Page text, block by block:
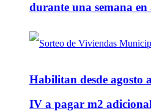
durante una semana en
Habilitan desde agosto
IV a pagar m2